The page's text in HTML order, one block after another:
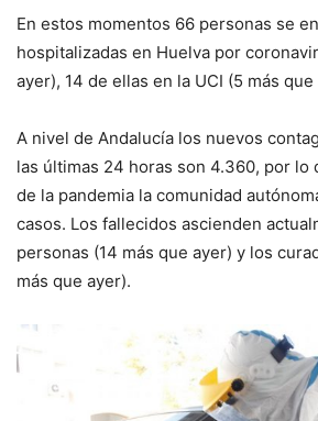
En estos momentos 66 personas se
hospitalizadas en Huelva por
ayer), 14 de ellas en la UCI (5 más que
A nivel de Andalucía los nuevos
las últimas 24 horas son 4.360, por lo
de la pandemia la comunidad
casos. Los fallecidos ascienden
personas (14 más que ayer) y los
más que ayer).